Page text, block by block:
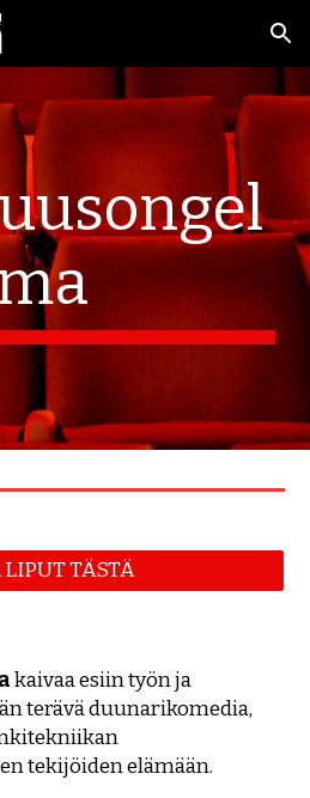
Skip to navigation
LIPUT TÄSTÄ
kaivaa esiin työn ja
terävä duunarikomedia,
tekijöiden elämään.